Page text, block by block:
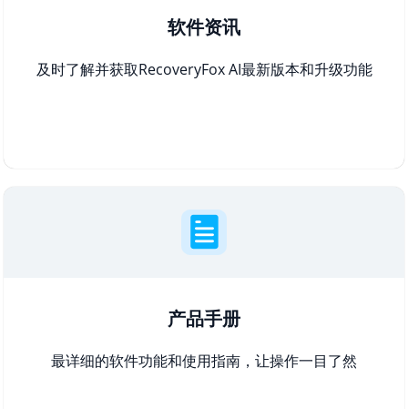
软件资讯
及时了解并获取RecoveryFox AI最新版本和升级功能
产品手册
最详细的软件功能和使用指南，让操作一目了然